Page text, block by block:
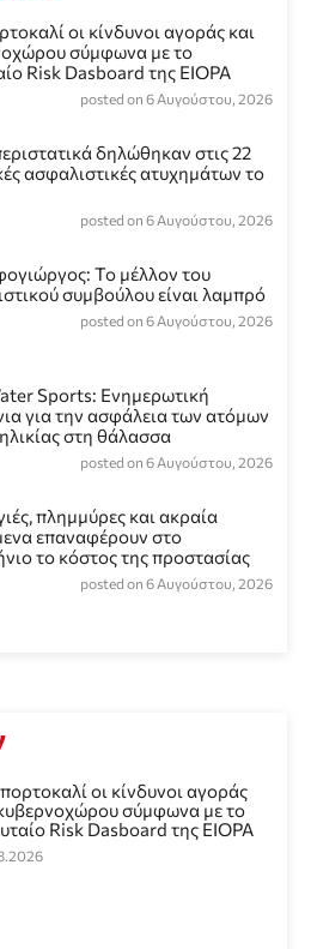
οι κίνδυνοι αγοράς και
σύμφωνα με το
Risk Dasboard της EIOPA
posted on 6 Αυγούστου, 2026
δηλώθηκαν στις 22
ασφαλιστικές ατυχημάτων το
posted on 6 Αυγούστου, 2026
To μέλλον του
συμβούλου είναι λαμπρό
posted on 6 Αυγούστου, 2026
Sports: Eνημερωτική
για την ασφάλεια των ατόμων
στη θάλασσα
posted on 6 Αυγούστου, 2026
πλημμύρες και ακραία
επαναφέρουν στο
το κόστος της προστασίας
posted on 6 Αυγούστου, 2026
οι κίνδυνοι αγοράς
σύμφωνα με το
Risk Dasboard της EIOPA